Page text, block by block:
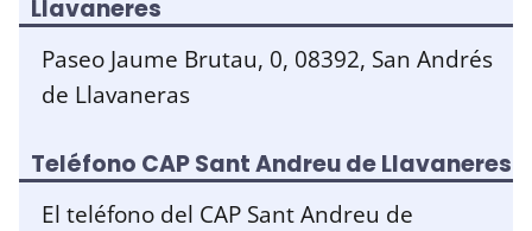
Llavaneres
Paseo Jaume Brutau, 0, 08392, San Andrés
de Llavaneras
Teléfono CAP Sant Andreu de Llavaneres
El teléfono del CAP Sant Andreu de